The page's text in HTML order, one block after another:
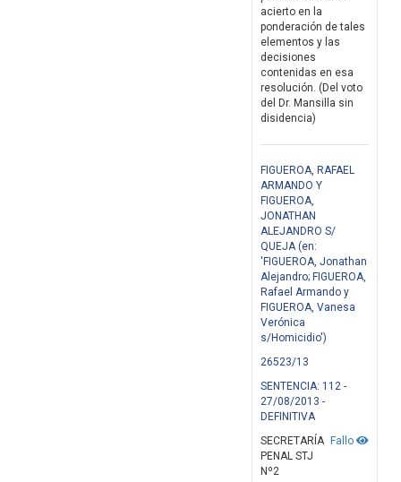
acierto en la
ponderación de tales
elementos y las
decisiones
contenidas en esa
resolución. (Del voto
del Dr. Mansilla sin
disidencia)
FIGUEROA, RAFAEL
ARMANDO Y
FIGUEROA,
JONATHAN
ALEJANDRO S/
QUEJA (en:
'FIGUEROA, Jonathan
Alejandro; FIGUEROA,
Rafael Armando y
FIGUEROA, Vanesa
Verónica
s/Homicidio')
26523/13
SENTENCIA: 112 -
27/08/2013 -
DEFINITIVA
Fallo
SECRETARÍA
PENAL STJ
Nº2